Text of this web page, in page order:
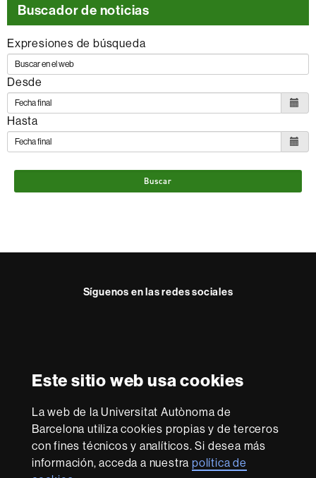
Este sitio web usa cookies
La web de la Universitat Autònoma de
Barcelona utiliza cookies propias y de terceros
con fines técnicos y analíticos. Si desea más
información, acceda a nuestrapolítica de
Buscador de noticias
Expresiones de búsqueda
Desde
Hasta
Buscar
Síguenos en las redes sociales
Excellence
Research
-
Euraxess
Con la financiación de